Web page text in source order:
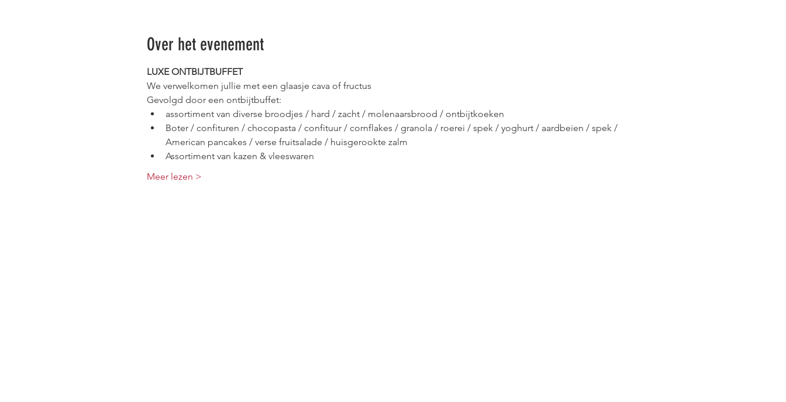
Over het evenement
LUXE ONTBIJTBUFFET
We verwelkomen jullie met een glaasje cava of fructus
Gevolgd door een ontbijtbuffet:
assortiment van diverse broodjes / hard / zacht / molenaarsbrood / ontbijtkoeken
Boter / confituren / chocopasta / confituur / cornflakes / granola / roerei / spek / yoghurt / aardbeien / spek /
American pancakes / verse fruitsalade / huisgerookte zalm
Assortiment van kazen & vleeswaren
Meer lezen >